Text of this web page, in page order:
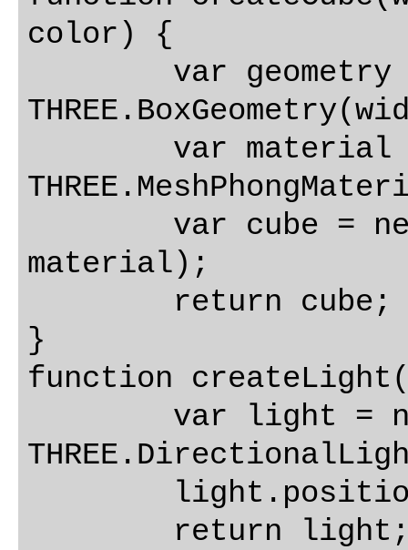
color) {
material);
}
function